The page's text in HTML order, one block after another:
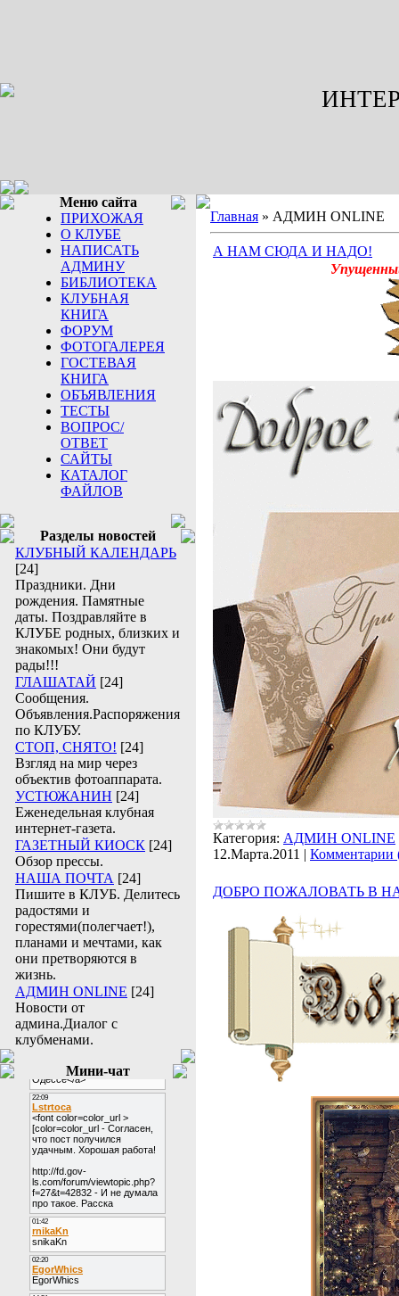
Меню сайта
ПРИХОЖАЯ
О КЛУБЕ
НАПИСАТЬ
АДМИНУ
БИБЛИОТЕКА
КЛУБНАЯ
КНИГА
ФОРУМ
ФОТОГАЛЕРЕЯ
ГОСТЕВАЯ
КНИГА
ОБЪЯВЛЕНИЯ
ТЕСТЫ
ВОПРОС/
ОТВЕТ
САЙТЫ
КАТАЛОГ
ФАЙЛОВ
Разделы новостей
КЛУБНЫЙ КАЛЕНДАРЬ
[24]
Праздники. Дни
рождения. Памятные
даты. Поздравляйте в
КЛУБЕ родных, близких и
знакомых! Они будут
рады!!!
ГЛАШАТАЙ [24]
Сообщения.
Объявления.Распоряжения
по КЛУБУ.
СТОП, СНЯТО! [24]
Взгляд на мир через
объектив фотоаппарата.
УСТЮЖАНИН [24]
Еженедельная клубная
интернет-газета.
ГАЗЕТНЫЙ КИОСК [24]
Обзор прессы.
НАША ПОЧТА [24]
Пишите в КЛУБ. Делитесь
радостями и
горестями(полегчает!),
планами и мечтами, как
они претворяются в
жизнь.
АДМИН ONLINE [24]
Новости от
админа.Диалог с
клубменами.
Мини-чат
Главная » АДМИН ONLINE
А НАМ СЮДА И НАДО!
Категория: АДМИН ONLINE
12.Марта.2011 | Комментарии
ДОБРО ПОЖАЛОВАТЬ В